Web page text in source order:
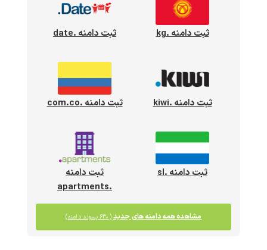
ثبت دامنه .kg ثبت دامنه .date
ثبت دامنه .kiwi ثبت دامنه .com.co
ثبت دامنه .sl
ثبت دامنه
.apartments
مشاهده همه دامنه های جدید (۶۳۰ پسوند دامنه)